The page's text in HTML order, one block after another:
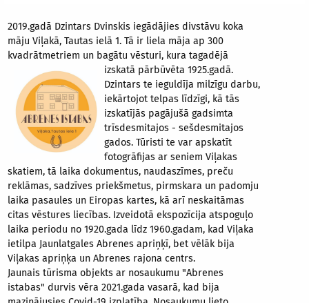
2019.gadā Dzintars Dvinskis iegādājies divstāvu koka
māju Viļakā, Tautas ielā 1. Tā ir liela māja ap 300
kvadrātmetriem un bagātu vēsturi, kura tagadējā
izskatā pārbūvēta 1925.gadā.
Dzintars te ieguldīja milzīgu darbu,
iekārtojot telpas līdzīgi, kā tās
izskatījās pagājušā gadsimta
trīsdesmitajos - sešdesmitajos
gados. Tūristi te var apskatīt
fotogrāfijas ar seniem Viļakas
skatiem, tā laika dokumentus, naudaszīmes, preču
reklāmas, sadzīves priekšmetus, pirmskara un padomju
laika pasaules un Eiropas kartes, kā arī neskaitāmas
citas vēstures liecības. Izveidotā ekspozīcija atspoguļo
laika periodu no 1920.gada līdz 1960.gadam, kad Viļaka
ietilpa Jaunlatgales Abrenes apriņķī, bet vēlāk bija
Viļakas apriņķa un Abrenes rajona centrs.
Jaunais tūrisma objekts ar nosaukumu "Abrenes
istabas" durvis vēra 2021.gada vasarā, kad bija